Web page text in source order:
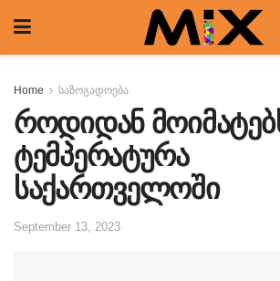
Home საზოგადოება
როდიდან
ტემპერატურა
საქართველოში
September 13, 2023